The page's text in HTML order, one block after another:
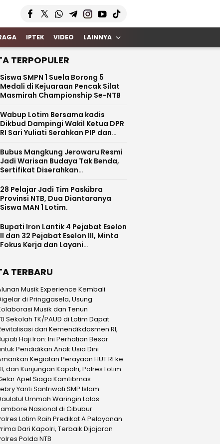
IPTEK VIDEO LAINNYA
TERPOPULER
Siswa SMPN 1 Suela Borong 5
Medali di Kejuaraan Pencak Silat
Masmirah Championship Se-NTB
Wabup Lotim Bersama kadis
Dikbud Dampingi Wakil Ketua DPR
RI Sari Yuliati Serahkan PIP dan
SDN 1 Kotaraja
Bubus Mangkung Jerowaru Resmi
Jadi Warisan Budaya Tak Benda,
Sertifikat Diserahkan
28 Pelajar Jadi Tim Paskibra
Provinsi NTB, Dua Diantaranya
Siswa MAN 1 Lotim.
Bupati Iron Lantik 4 Pejabat Eselon
II dan 32 Pejabat Eselon III, Minta
Fokus Kerja dan Layani
TERBARU
Musik Experience Kembali
di Pringgasela, Usung
Musik dan Tenun
Sekolah TK/PAUD di Lotim Dapat
dari Kemendikdasmen RI,
Haji Iron: Ini Perhatian Besar
Pendidikan Anak Usia Dini
Kegiatan Perayaan HUT RI ke
dan Kunjungan Kapolri, Polres Lotim
Apel Siaga Kamtibmas
Yanti Santriwati SMP Islam
Ummah Waringin Lolos
Nasional di Cibubur
Lotim Raih Predikat A Pelayanan
Dari Kapolri, Terbaik Dijajaran
Polda NTB